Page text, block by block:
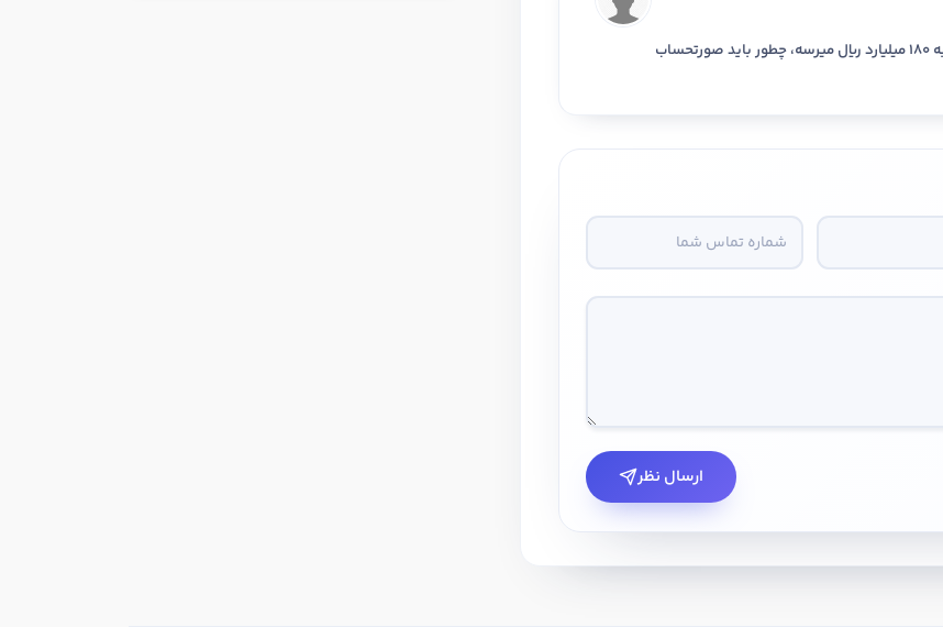
با سلام، میخواستم بپرسم که مودیانی که فروششون به 180 میلیارد ریال میرسه، چطور باید صورتحساب
ارسال نظر